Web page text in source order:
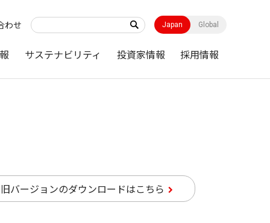
わせ Japan Global
サステナビリティ 投資家情報 採用情報
旧バージョンのダウンロードはこちら